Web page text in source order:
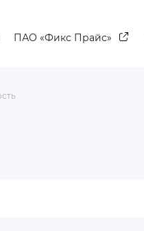
ПАО «Фикс Прайс»